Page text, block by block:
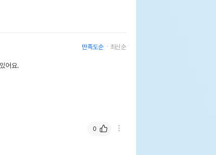
만족도순 최신순
어요.
0